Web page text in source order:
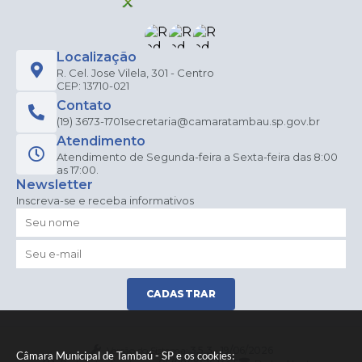
Câmara Municipal de Tambaú - SP e os cookies:
Localização
R. Cel. Jose Vilela, 301 - Centro
CEP: 13710-021
Contato
(19) 3673-1701secretaria@camaratambau.sp.gov.br
Atendimento
Atendimento de Segunda-feira a Sexta-feira das 8:00
as 17:00.
Newsletter
Inscreva-se e receba informativos
CADASTRAR
Versão do Sistema:
3.5.3 - 19/06/2026